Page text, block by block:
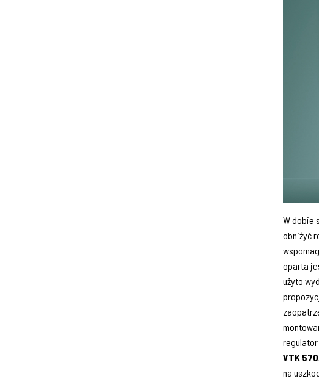
W dobie
obniżyć
oparta
użyto
VTK
na